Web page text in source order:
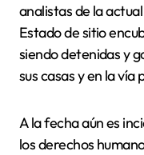
analistas de la
Estado de sitio
siendo detenidas y
sus casas y en la vía
A la fecha aún es
los derechos